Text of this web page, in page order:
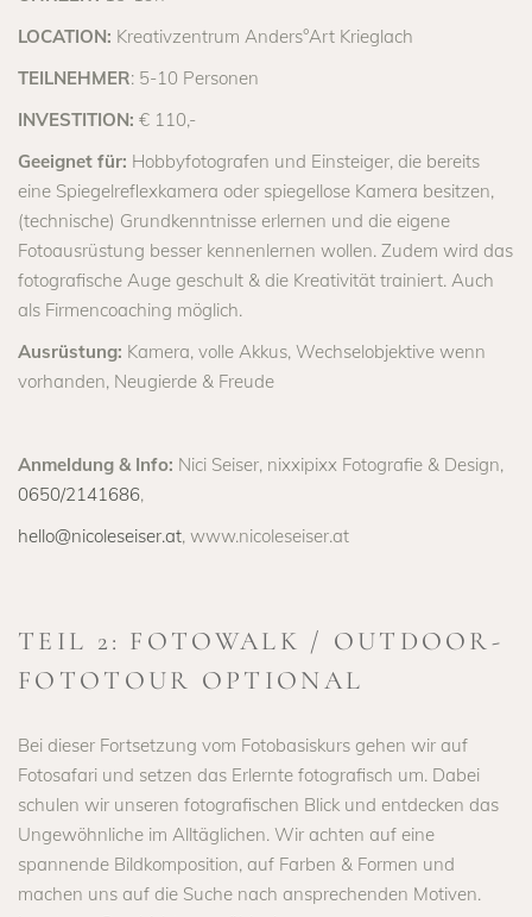
LOCATION: Kreativzentrum Anders°Art Krieglach
TEILNEHMER: 5-10 Personen
INVESTITION: € 110,-
Geeignet für: Hobbyfotografen und Einsteiger, die bereits
eine Spiegelreflexkamera oder spiegellose Kamera besitzen,
(technische) Grundkenntnisse erlernen und die eigene
Fotoausrüstung besser kennenlernen wollen. Zudem wird das
fotografische Auge geschult & die Kreativität trainiert. Auch
als Firmencoaching möglich.
Ausrüstung: Kamera, volle Akkus, Wechselobjektive wenn
vorhanden, Neugierde & Freude
Anmeldung & Info: Nici Seiser, nixxipixx Fotografie & Design,
0650/2141686,
hello@nicoleseiser.at, www.nicoleseiser.at
TEIL 2: FOTOWALK / OUTDOOR-
FOTOTOUR OPTIONAL
Bei dieser Fortsetzung vom Fotobasiskurs gehen wir auf
Fotosafari und setzen das Erlernte fotografisch um. Dabei
schulen wir unseren fotografischen Blick und entdecken das
Ungewöhnliche im Alltäglichen. Wir achten auf eine
spannende Bildkomposition, auf Farben & Formen und
machen uns auf die Suche nach ansprechenden Motiven.